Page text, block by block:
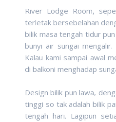
River Lodge Room,
terletak bersebelahan
bilik masa tengah tidur
bunyi air sungai
Kalau kami sampai awal
di balkoni menghadap
Design bilik pun lawa,
tinggi so tak adalah bilik
tengah hari. Lagipun